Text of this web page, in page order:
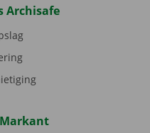
Archisafe